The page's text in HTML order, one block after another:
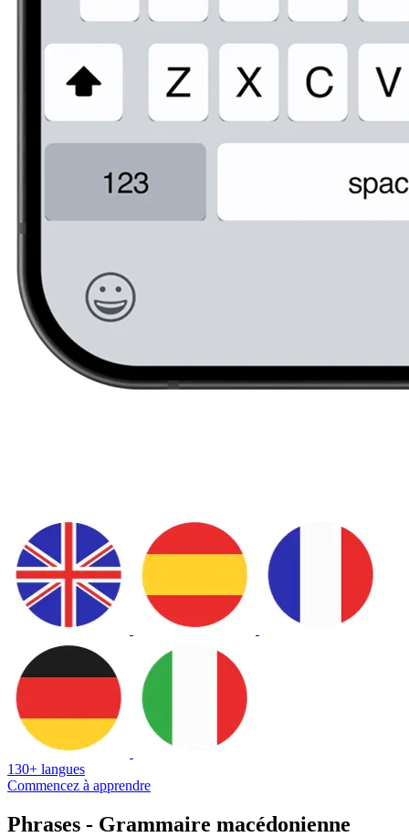
130+ langues
Commencez à apprendre
Phrases - Grammaire macédonienne